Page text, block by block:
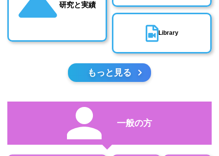
研究と実績
Library
もっと見る
一般の方